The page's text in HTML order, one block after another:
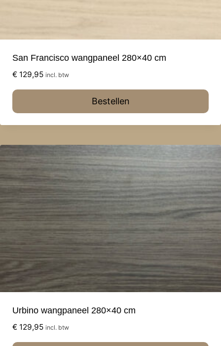
San Francisco wangpaneel 280×40 cm
€ 129,95 incl. btw
Bestellen
Urbino wangpaneel 280×40 cm
€ 129,95 incl. btw